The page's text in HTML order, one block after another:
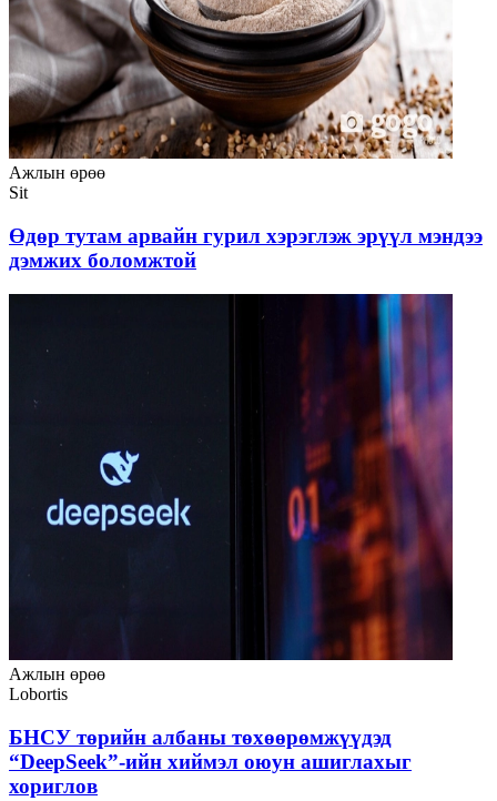
Ажлын өрөө
Sit
Өдөр тутам арвайн гурил хэрэглэж эрүүл мэндээ
дэмжих боломжтой
Ажлын өрөө
Lobortis
БНСУ төрийн албаны төхөөрөмжүүдэд
“DeepSeek”-ийн хиймэл оюун ашиглахыг
хориглов